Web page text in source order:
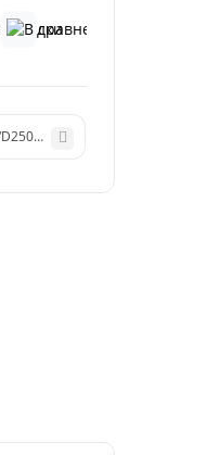
включения/камеры/микрофон/
(C3/C3 Dual) на кнопки